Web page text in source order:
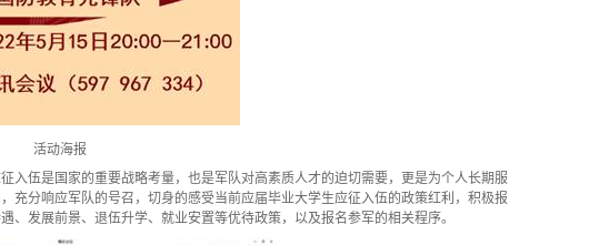
活动海报
入伍是国家的重要战略考量，也是军队对高素质人才的迫切需要，更是为个人长期服
充分响应军队的号召，切身的感受当前应届毕业大学生应征入伍的政策红利，积极报
发展前景、退伍升学、就业安置等优待政策，以及报名参军的相关程序。